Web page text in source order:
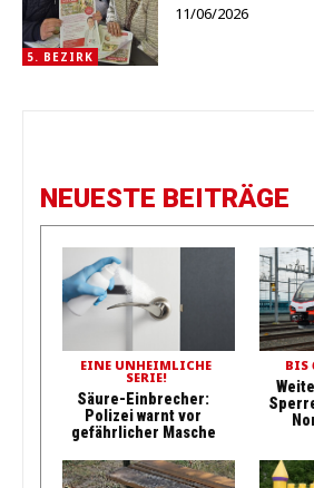
5. BEZIRK
11/06/2026
NEUESTE BEITRÄGE
EINE UNHEIMLICHE
SERIE!
Säure-Einbrecher:
Polizei warnt vor
gefährlicher Masche
BIS